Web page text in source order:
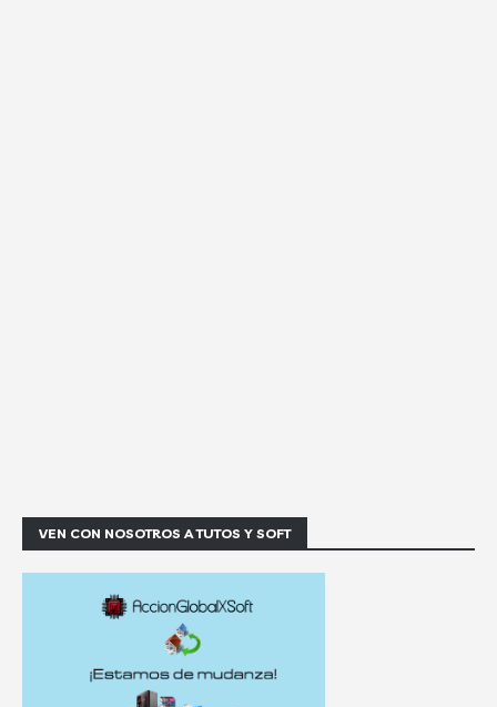
VEN CON NOSOTROS A TUTOS Y SOFT